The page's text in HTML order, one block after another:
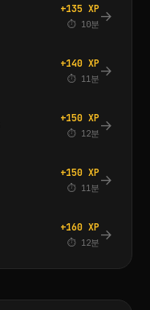
+135 XP
⏱ 10분 →
+140 XP
⏱ 11분 →
+150 XP
⏱ 12분 →
+150 XP
⏱ 11분 →
+160 XP
⏱ 12분 →